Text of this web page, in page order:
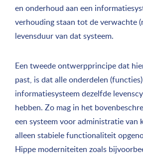
en onderhoud aan een
verhouding staan tot de verwachte
levensduur van dat systeem.
Een tweede ontwerpprincipe dat
past, is dat alle onderdelen
informatiesysteem dezelfde
hebben. Zo mag in het
een systeem voor administratie van
alleen stabiele functionaliteit
Hippe moderniteiten zoals